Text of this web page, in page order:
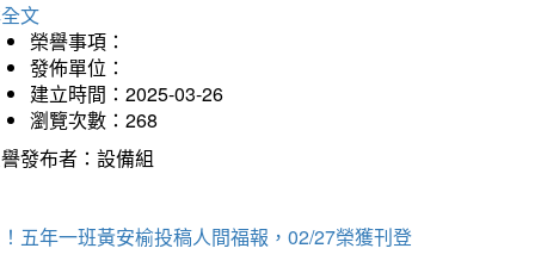
文
榮譽事項：
發佈單位：
建立時間：2025-03-26
瀏覽次數：268
發布者：設備組
五年一班黃安榆投稿人間福報，02/27榮獲刊登